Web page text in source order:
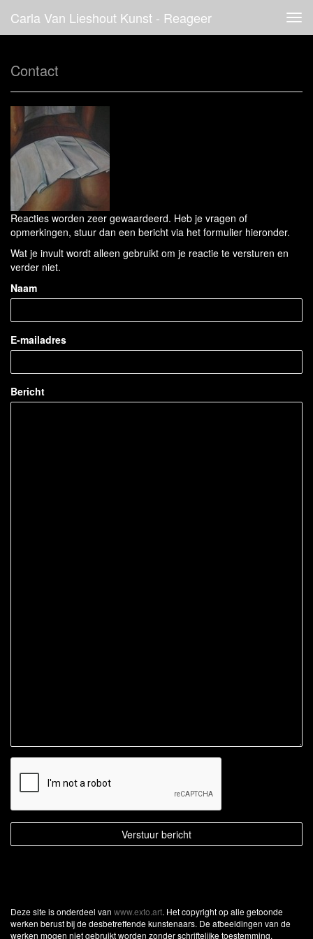
Carla Van Lieshout Kunst - Reageer
Contact
Reacties worden zeer gewaardeerd. Heb je vragen of
opmerkingen, stuur dan een bericht via het formulier hieronder.
Wat je invult wordt alleen gebruikt om je reactie te versturen en
verder niet.
Naam
E-mailadres
Bericht
Deze site is onderdeel van www.exto.art. Het copyright op alle getoonde
werken berust bij de desbetreffende kunstenaars. De afbeeldingen van de
werken mogen niet gebruikt worden zonder schriftelijke toestemming.